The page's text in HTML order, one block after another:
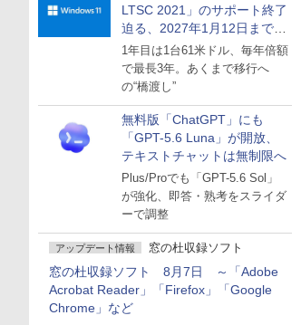
LTSC 2021」のサポート終了
迫る、2027年1月12日まで
～ESUは9月1日から販売
1年目は1台61米ドル、毎年倍額
で最長3年。あくまで移行へ
の“橋渡し”
無料版「ChatGPT」にも
「GPT-5.6 Luna」が開放、
テキストチャットは無制限へ
Plus/Proでも「GPT-5.6 Sol」
が強化、即答・熟考をスライダ
ーで調整
アップデート情報 窓の杜収録ソフト
窓の杜収録ソフト 8月7日 ～「Adobe
Acrobat Reader」「Firefox」「Google
Chrome」など